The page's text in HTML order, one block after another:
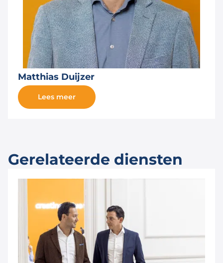
Matthias Duijzer
Lees meer
Gerelateerde diensten